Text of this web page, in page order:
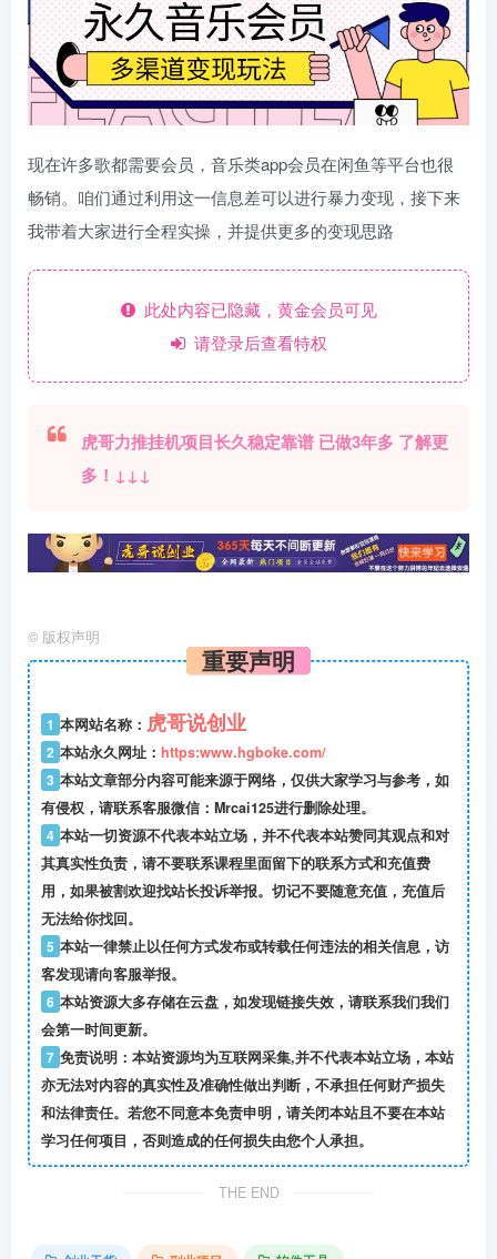
现在许多歌都需要会员，音乐类app会员在闲鱼等平台也很
畅销。咱们通过利用这一信息差可以进行暴力变现，接下来
我带着大家进行全程实操，并提供更多的变现思路
此处内容已隐藏，黄金会员可见
请登录后查看特权
虎哥力推挂机项目长久稳定靠谱 已做3年多 了解更
多！↓↓↓
© 版权声明
重要声明
1 本网站名称： 虎哥说创业
2 本站永久网址： https:www.hgboke.com/
3 本站文章部分内容可能来源于网络，仅供大家学习与参考，如
有侵权，请联系客服微信：Mrcai125进行删除处理。
4 本站一切资源不代表本站立场，并不代表本站赞同其观点和对
其真实性负责，请不要联系课程里面留下的联系方式和充值费
用，如果被割欢迎找站长投诉举报。切记不要随意充值，充值后
无法给你找回。
5 本站一律禁止以任何方式发布或转载任何违法的相关信息，访
客发现请向客服举报。
6 本站资源大多存储在云盘，如发现链接失效，请联系我们我们
会第一时间更新。
7 免责说明：本站资源均为互联网采集,并不代表本站立场，本站
亦无法对内容的真实性及准确性做出判断，不承担任何财产损失
和法律责任。若您不同意本免责申明，请关闭本站且不要在本站
学习任何项目，否则造成的任何损失由您个人承担。
THE END